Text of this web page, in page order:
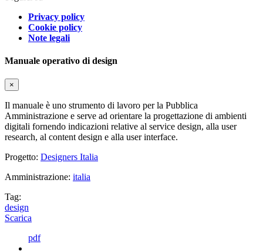
Privacy policy
Cookie policy
Note legali
Manuale operativo di design
×
Il manuale è uno strumento di lavoro per la Pubblica
Amministrazione e serve ad orientare la progettazione di ambienti
digitali fornendo indicazioni relative al service design, alla user
research, al content design e alla user interface.
Progetto: Designers Italia
Amministrazione: italia
Tag:
design
Scarica
pdf